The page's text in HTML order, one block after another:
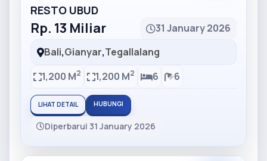
RESTO UBUD
Rp. 13 Miliar
31 January 2026
Bali,Gianyar,Tegallalang
1,200 M2 1,200 M2 6 6
LIHAT DETAIL HUBUNGI
Diperbarui 31 January 2026